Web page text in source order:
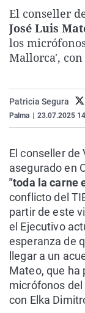
El conseller
José Luis
los
Mallorca',
Patricia Segura
Palma 23.07.2025
El conseller de
asegurado en
"toda la carne
conflicto del
partir de este
el Ejecutivo
esperanza de
llegar a un
Mateo, que ha
micrófonos del
con Elka